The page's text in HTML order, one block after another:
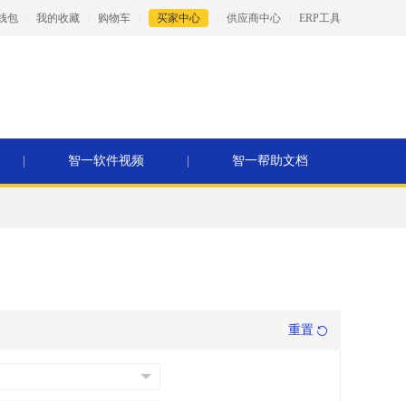
包 我的收藏 购物车 买家中心 供应商中心 ERP工具
智一软件视频 智一帮助文档
重置